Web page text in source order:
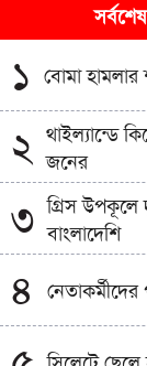
সর্বশেষ
১ বোমা হামলার
২
থাইল্যান্ডে
জনের
৩ গ্রিস উপকূলে
বাংলাদেশি
৪